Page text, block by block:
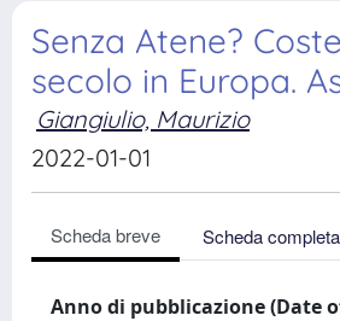
Senza Atene?
secolo in Europa.
Giangiulio, Maurizio
2022-01-01
Scheda breve Scheda completa
Anno di pubblicazione (Date